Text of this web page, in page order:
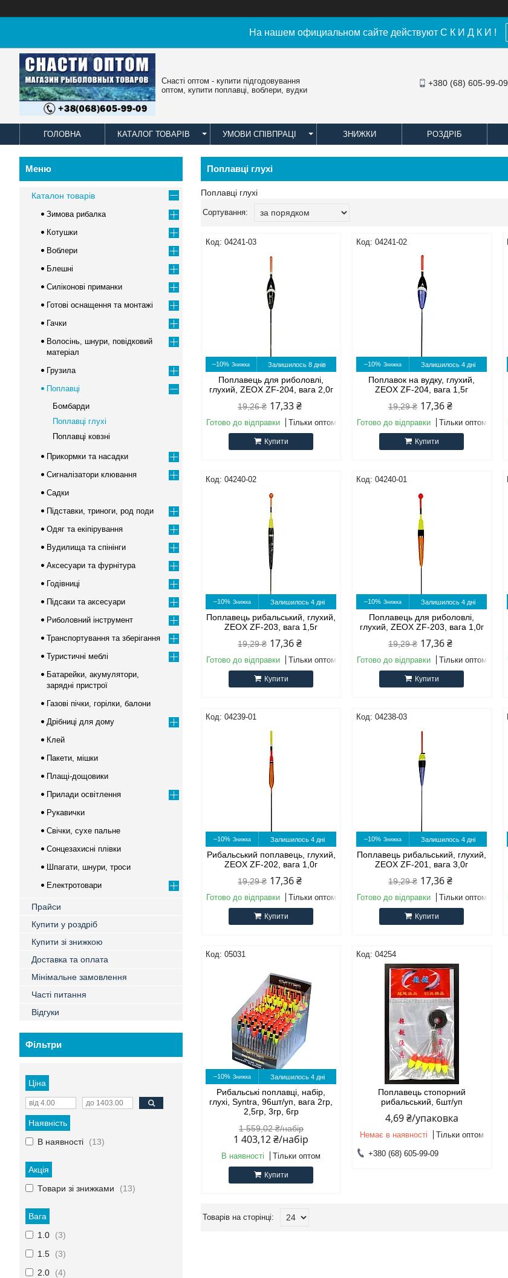
На нашем официальном сайте действуют С К И Д К И !
Снасті оптом - купити підгодовування
оптом, купити поплавці, воблери, вудки
+380 (68) 605-99-09
ГОЛОВНА КАТАЛОГ ТОВАРІВ УМОВИ СПІВПРАЦІ ЗНИЖКИ РОЗДРІБ
Поплавці глухі
Поплавці глухі
04241-03
–10% Залишилось 8 днів
Поплавець для риболовлі,
глухий, ZEOX ZF-204, вага 2,0г
19,26 ₴ 17,33 ₴
Готово до відправки Тільки оптом
Купити
04241-02
–10% Залишилось 4 дні
Поплавок на вудку, глухий,
ZEOX ZF-204, вага 1,5г
19,29 ₴ 17,36 ₴
Готово до відправки Тільки оптом
Купити
04240-02
–10% Залишилось 4 дні
Поплавець рибальський, глухий,
ZEOX ZF-203, вага 1,5г
19,29 ₴ 17,36 ₴
Готово до відправки Тільки оптом
Купити
04240-01
–10% Залишилось 4 дні
Поплавець для риболовлі,
глухий, ZEOX ZF-203, вага 1,0г
19,29 ₴ 17,36 ₴
Готово до відправки Тільки оптом
Купити
04239-01
–10% Залишилось 4 дні
Рибальський поплавець, глухий,
ZEOX ZF-202, вага 1,0г
19,29 ₴ 17,36 ₴
Готово до відправки Тільки оптом
Купити
04238-03
–10% Залишилось 4 дні
Поплавець рибальський, глухий,
ZEOX ZF-201, вага 3,0г
19,29 ₴ 17,36 ₴
Готово до відправки Тільки оптом
Купити
05031
–10% Залишилось 4 дні
Рибальські поплавці, набір,
глухі, Syntra, 96шт/уп, вага 2гр,
2,5гр, 3гр, 6гр
1 559,02 ₴/набір
1 403,12 ₴/набір
В наявності Тільки оптом
Купити
04254
Поплавець стопорний
рибальський, 6шт/уп
4,69 ₴/упаковка
Немає в наявності Тільки оптом
+380 (68) 605-99-09
Каталон товарів
Зимова рибалка
Котушки
Воблери
Блешні
Силіконові приманки
Готові оснащення та монтажі
Гачки
Волосінь, шнури, повідковий
матеріал
Грузила
Поплавці
Бомбарди
Поплавці глухі
Поплавці ковзні
Прикормки та насадки
Сигналізатори клювання
Садки
Підставки, триноги, род поди
Одяг та екіпірування
Вудилища та спінінги
Аксесуари та фурнітура
Годівниці
Підсаки та аксесуари
Риболовний інструмент
Транспортування та зберігання
Туристичні меблі
Батарейки, акумулятори,
зарядні пристрої
Газові пічки, горілки, балони
Дрібниці для дому
Клей
Пакети, мішки
Плащі-дощовики
Прилади освітлення
Рукавички
Свічки, сухе пальне
Сонцезахисні плівки
Шпагати, шнури, троси
Електротовари
Прайси
Купити у роздріб
Купити зі знижкою
Доставка та оплата
Мінімальне замовлення
Часті питання
Відгуки
Фільтри
Ціна
Наявність
В наявності
13
Акція
Товари зі знижками
13
Вага
1.0
3
1.5
3
2.0
4